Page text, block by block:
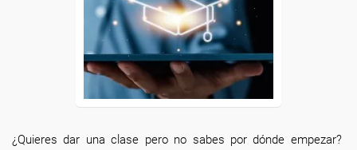
¿Quieres dar una clase pero no sabes por dónde empezar?